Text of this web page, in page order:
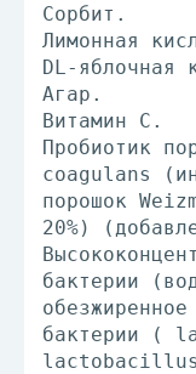
Сорбит.
Лимонная
DL-яблочная
Агар.
Витамин С.
Пробиотик
coagulans
порошок
20%)
бактерии
бактерии (
lactobacillus